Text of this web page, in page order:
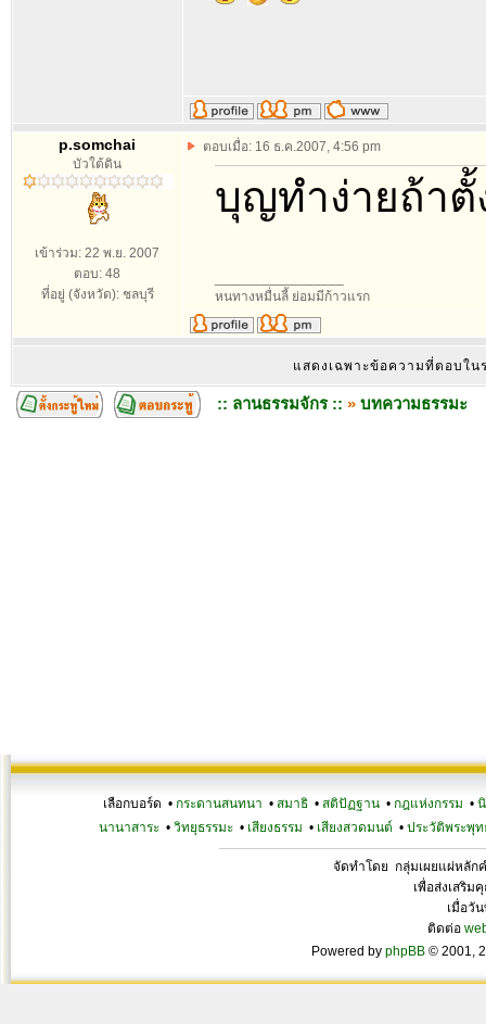
p.somchai
บัวใต้ดิน
เข้าร่วม: 22 พ.ย. 2007
ตอบ: 48
ที่อยู่ (จังหวัด): ชลบุรี
ตอบเมื่อ: 16 ธ.ค.2007, 4:56 pm
บุญทำง่ายถ้า
หนทางหมื่นลี้ ย่อมมีก้าวแรก
แสดงเฉพาะข้อความที่ตอบใน
:: ลานธรรมจักร :: » บทความธรรมะ
เลือกบอร์ด • กระดานสนทนา • สมาธิ • สติปัฏฐาน • กฎแห่งกรรม •
นานาสาระ •วิทยุธรรมะ • เสียงธรรม • เสียงสวดมนต์ •ประวัติพระพุท
จัดทำโดย กลุ่มเผยแผ่หลัก
เพื่อส่งเสริม
เมื่อวั
ติดต่อ
Powered by phpBB © 2001,